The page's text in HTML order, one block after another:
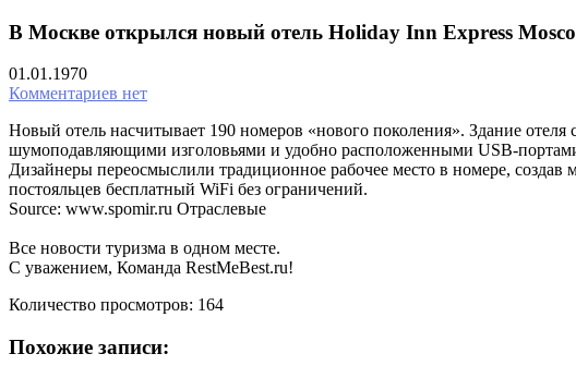
В Москве открылся новый отель Holiday Inn Express
01.01.1970
Комментариев нет
Новый отель насчитывает 190 номеров «нового поколения». Здание
шумоподавляющими изголовьями и удобно расположенными USB-
Дизайнеры переосмыслили традиционное рабочее место в номере,
постояльцев бесплатный WiFi без ограничений.
Source: www.spomir.ru Отраслевые
Все новости туризма в одном месте.
С уважением, Команда RestMeBest.ru!
Количество просмотров: 164
Похожие записи: